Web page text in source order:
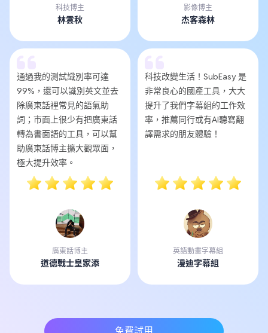
科技博主
林雲秋
影像博主
杰客森林
通過我的測試識別率可達
99%，還可以識別英文並去
除廣東話裡常見的語氣助
詞；市面上很少有把廣東話
轉為書面語的工具，可以幫
助廣東話博主擴大觀眾面，
極大提升效率。
廣東話博主
道德戰士皇家添
科技改變生活！SubEasy 是
非常良心的國產工具，大大
提升了我們字幕組的工作效
率，推薦同行或有AI聽寫翻
譯需求的朋友體驗！
英語動畫字幕組
漫迪字幕組